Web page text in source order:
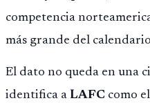
competencia
más grande del
El dato no queda en una
identifica a LAFC como